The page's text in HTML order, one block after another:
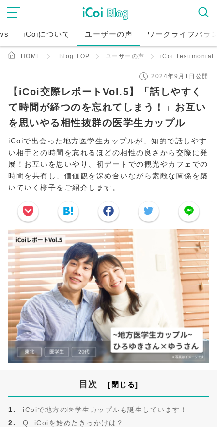
iCoiについて ユーザーの声 ワークライフバラ
HOME Blog TOP ユーザーの声 iCoi Testimonial
2024年9月1日公開
【iCoi交際レポートVol.5】「話しやすく
て時間が経つのを忘れてしまう！」お互い
を思いやる相性抜群の医学生カップル
iCoiで出会った地方医学生カップルが、知的で話しやす
い相手との時間を忘れるほどの相性の良さから交際に発
展！お互いを思いやり、初デートでの観光やカフェでの
時間を共有し、価値観を深め合いながら素敵な関係を築
いていく様子をご紹介します。
目次
iCoiで地方の医学生カップルも誕生しています！
Q. iCoiを始めたきっかけは？